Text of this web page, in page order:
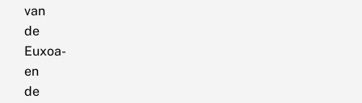
van
de
Euxoa-
en
de